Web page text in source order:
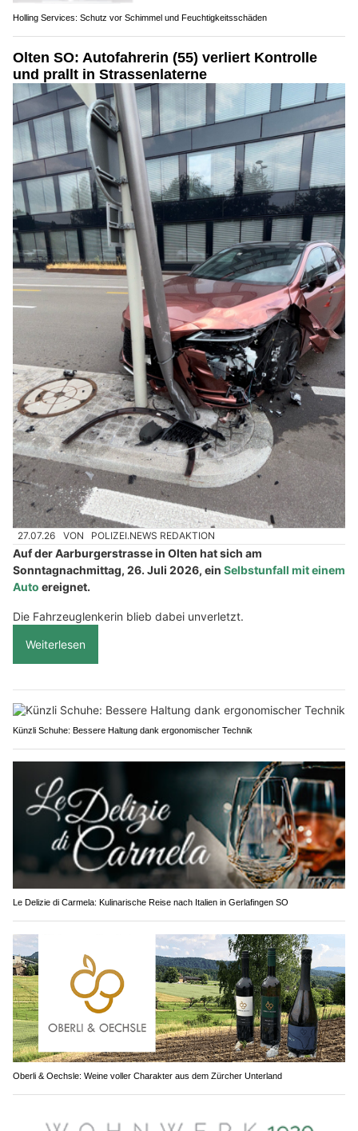
Holling Services: Schutz vor Schimmel und Feuchtigkeitsschäden
Olten SO: Autofahrerin (55) verliert Kontrolle
und prallt in Strassenlaterne
27.07.26 VON POLIZEI.NEWS REDAKTION
Auf der Aarburgerstrasse in Olten hat sich am
Sonntagnachmittag, 26. Juli 2026, ein Selbstunfall mit einem
Auto ereignet.
Die Fahrzeuglenkerin blieb dabei unverletzt.
Weiterlesen
Künzli Schuhe: Bessere Haltung dank ergonomischer Technik
Le Delizie di Carmela: Kulinarische Reise nach Italien in Gerlafingen SO
Oberli & Oechsle: Weine voller Charakter aus dem Zürcher Unterland